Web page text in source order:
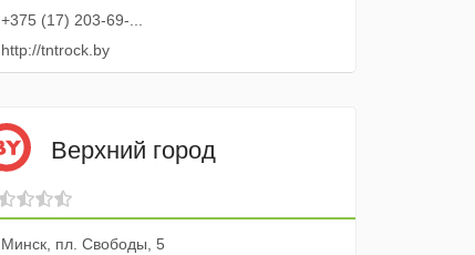
+375 (17) 203-69-...
http://tntrock.by
Верхний город
Минск, пл. Свободы, 5